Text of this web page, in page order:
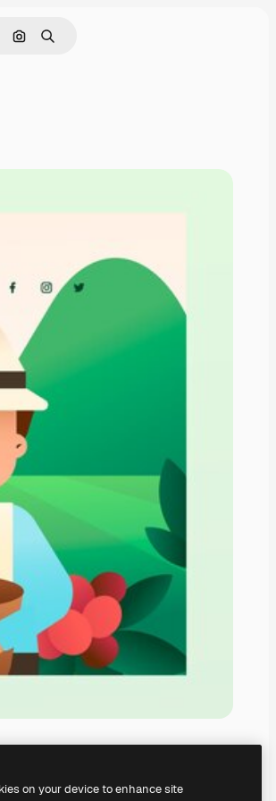
Buscar por imagen
Buscar
on your device to enhance site